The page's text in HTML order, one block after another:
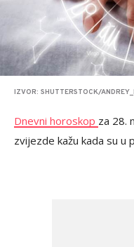
IZVOR: SHUTTERSTOCK/
Dnevni horoskop za 28.
zvijezde kažu kada su u